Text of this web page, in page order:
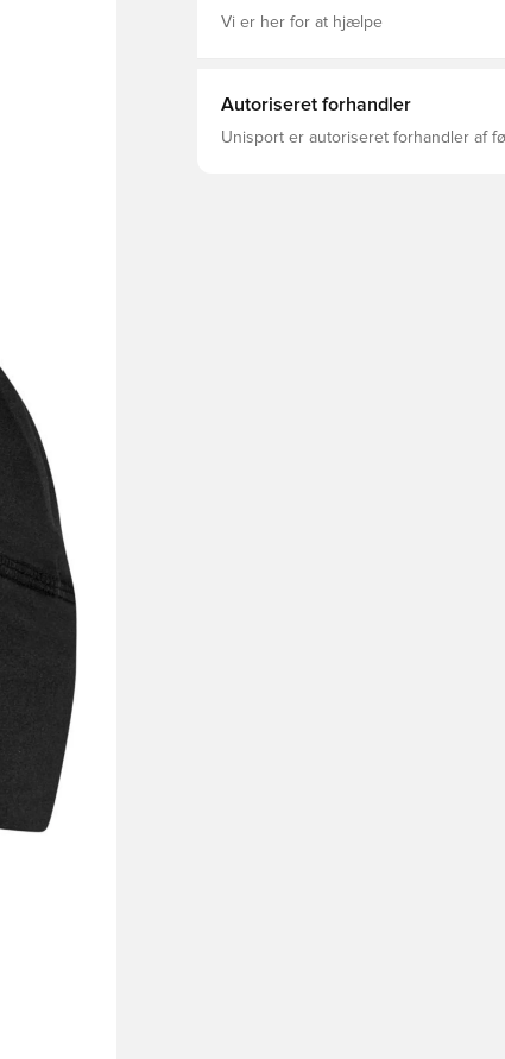
Vi er her for at hjælpe
Autoriseret forhandler
Unisport er autoriseret forhandler af